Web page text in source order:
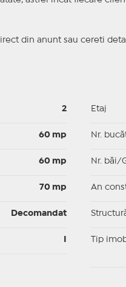
din anunt sau cereti
2
60 mp
60 mp
70 mp
Decomandat
Etaj
Nr.
Nr. băi/
An
Tip